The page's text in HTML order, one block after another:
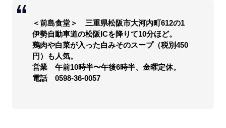
＜前島食堂＞ 三重県松阪市大河内町612の1
伊勢自動車道の松阪ICを降りて10分ほど。
鶏肉や白菜が入った白みそのスープ（税別450
円）も人気。
営業 午前10時半〜午後6時半、金曜定休。
電話 0598-36-0057